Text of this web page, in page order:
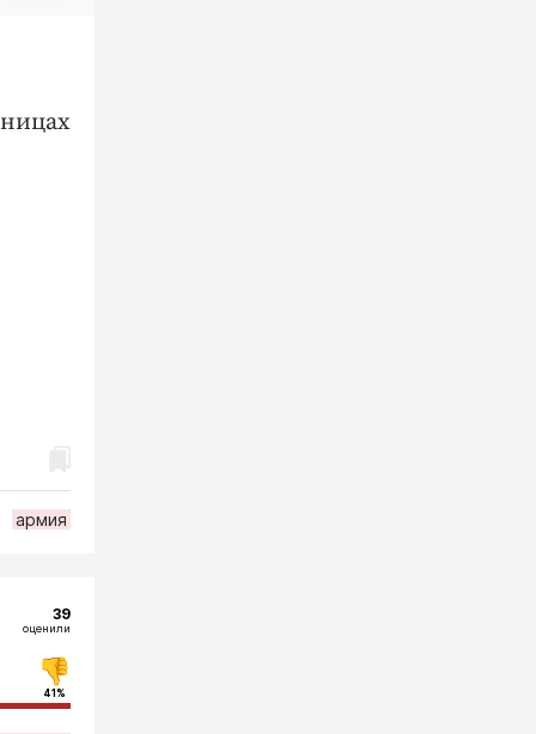
армия
39
оценили
41%